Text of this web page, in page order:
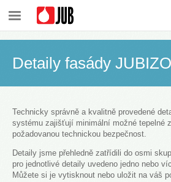
Fasádní systémy a energetická řešení
Detaily fasády JUBIZOL
Detaily fasády
Technicky správně a kvalitně provedené
systému zajišťují minimální možné tepelné
požadovanou technickou bezpečnost.
Detaily jsme přehledně zatřídili do osmi
pro jednotlivé detaily uvedeno jedno nebo
Můžete si je vytisknout nebo uložit na váš